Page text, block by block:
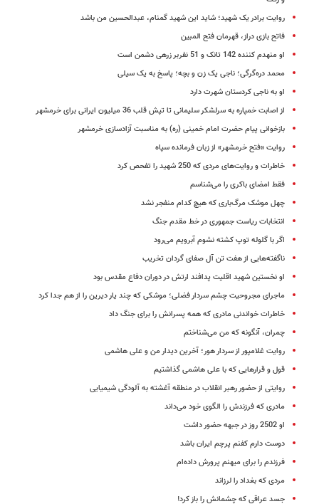
روایت برادر یک شهید؛ شاید این شهید گمنام، عبدالحسین من باشد
فاتح بازی دراز، قهرمان فتح المبین
او منهدم کننده 142 تانک و 51 نفربر زرهی دشمن است
محمد دره‌گرگی؛ ناجی یک زن و بچه؛ پاسخ به یک سیلی
او به ناجی کردستان شهرت دارد
از اصابت خمپاره به سرلشکر سلیمانی تا تپش قلب 36 میلیون ایرانی برای خرمشهر
بازخوانی پیام حضرت امام خمینی (ره) به مناسبت آزادسازی خرمشهر
روایت «فتح خرمشهر» از زبان فرمانده سپاه
خاطرات و روایت‌های مردی که 250 شهید را تفحص کرد
فقط امضای باکری را می‌شناسم
چهل موشک مرگ‌باری که هیچ کدام منفجر نشد
انتخابات ریاست جمهوری در خط مقدم جنگ
اگر با گلوله توپ کشته نشوم آبرویم می‌رود
ناگفته‌هایی از هفت تن آل صفای گردان تخریب
او نخستین شهید اقلیت پدافند ارتش در دوران دفاع مقدس بود
ماجرای مجروحیت چشم سردار فضلی؛ موشکی که چند یار دیرین را از هم جدا کرد
خاطرات خواندنی مادری که همه پسرانش را برای جنگ داد
چمران، آنگونه که من می‌شناختم
روایت غلامپور از سردار هور؛ آخرین دیدار من و علی هاشمی
قول و قرارهایی که با علی هاشمی گذاشتیم
روایتی از حضور رهبر انقلاب در منطقه آغشته به آلودگی شیمیایی
مادری که فرزندش را الگوی خود می‌داند
او 2502 روز در جبهه حضور داشت
دوست دارم کفنم پرچم ایران باشد
فرزندم را برای میهنم پرورش داده‌ام
مردی که بغداد را لرزاند
جسد عراقی که چشمانش را باز کرد!